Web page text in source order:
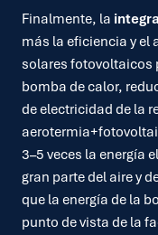
Finalmente, la
más la eficiencia y el
solares fotovoltaicos
bomba de calor,
de electricidad de la
3–5 veces la energía
gran parte del aire y
que la energía de la
punto de vista de la